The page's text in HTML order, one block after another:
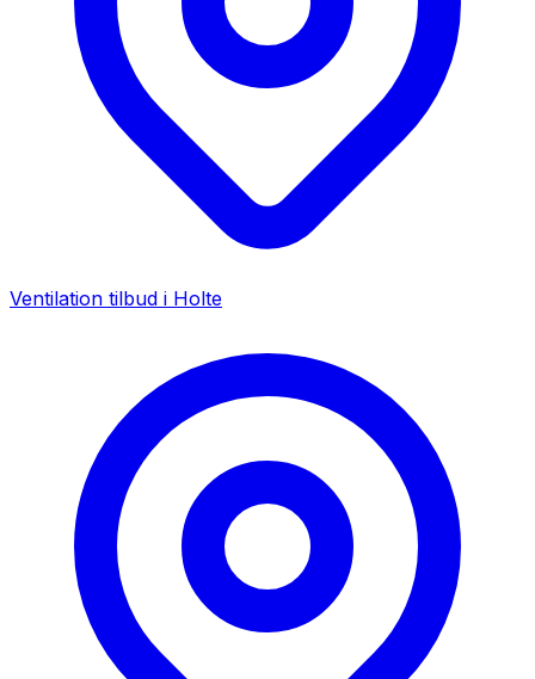
Ventilation tilbud i Holte